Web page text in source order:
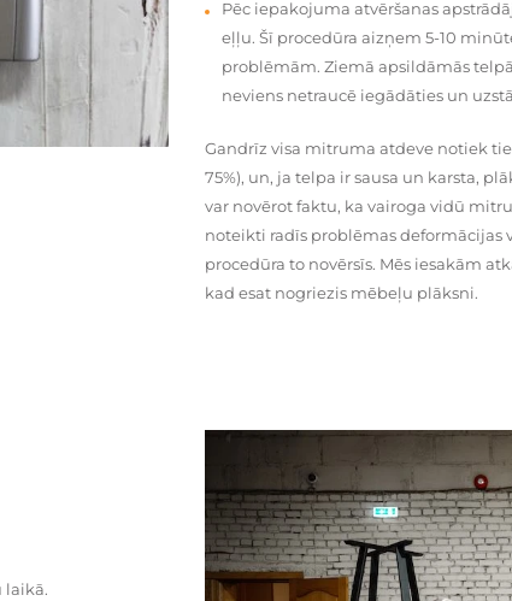
Pēc iepakojuma atvēršanas
eļļu. Šī procedūra aizņem 5-10
problēmām. Ziemā apsildāmās
neviens netraucē iegādāties un
Gandrīz visa mitruma atdeve notiek
75%), un, ja telpa ir sausa un karsta,
var novērot faktu, ka vairoga vidū
noteikti radīs problēmas deformācijas
procedūra to novērsīs. Mēs iesakām
kad esat nogriezis mēbeļu plāksni.
laikā.